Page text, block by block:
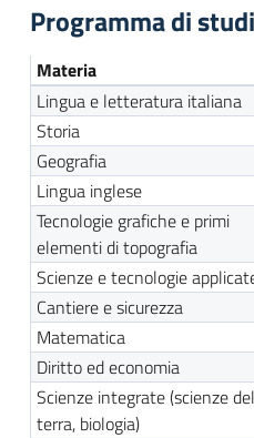
Programma di
Materia
Lingua e letteratura italiana
Storia
Geografia
Lingua inglese
Tecnologie grafiche e primi
elementi di topografia
Scienze e tecnologie
Cantiere e sicurezza
Matematica
Diritto ed economia
Scienze integrate (scienze
terra, biologia)